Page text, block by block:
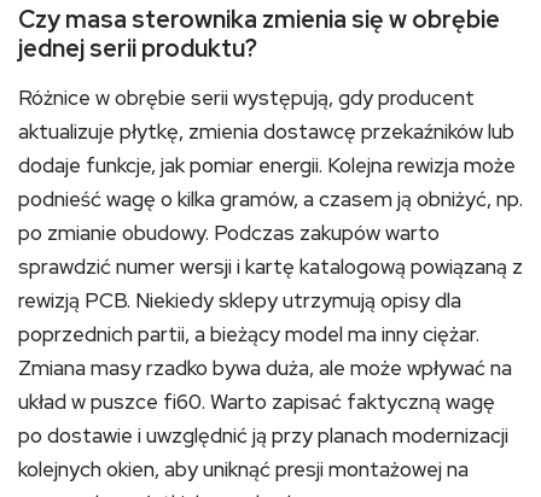
Czy masa sterownika zmienia się w obrębie
jednej serii produktu?
Różnice w obrębie serii występują, gdy producent
aktualizuje płytkę, zmienia dostawcę przekaźników lub
dodaje funkcje, jak pomiar energii. Kolejna rewizja może
podnieść wagę o kilka gramów, a czasem ją obniżyć, np.
po zmianie obudowy. Podczas zakupów warto
sprawdzić numer wersji i kartę katalogową powiązaną z
rewizją PCB. Niekiedy sklepy utrzymują opisy dla
poprzednich partii, a bieżący model ma inny ciężar.
Zmiana masy rzadko bywa duża, ale może wpływać na
układ w puszce fi60. Warto zapisać faktyczną wagę
po dostawie i uwzględnić ją przy planach modernizacji
kolejnych okien, aby uniknąć presji montażowej na